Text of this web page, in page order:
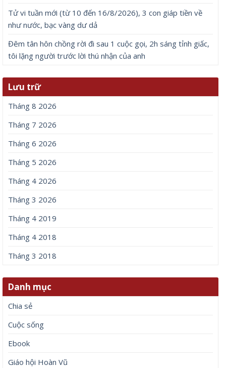
Tử vi tuần mới (từ 10 đến 16/8/2026), 3 con giáp tiền về
như nước, bạc vàng dư dả
Đêm tân hôn chồng rời đi sau 1 cuộc gọi, 2h sáng tỉnh giấc,
tôi lặng người trước lời thú nhận của anh
Lưu trữ
Tháng 8 2026
Tháng 7 2026
Tháng 6 2026
Tháng 5 2026
Tháng 4 2026
Tháng 3 2026
Tháng 4 2019
Tháng 4 2018
Tháng 3 2018
Danh mục
Chia sẻ
Cuộc sống
Ebook
Giáo hội Hoàn Vũ